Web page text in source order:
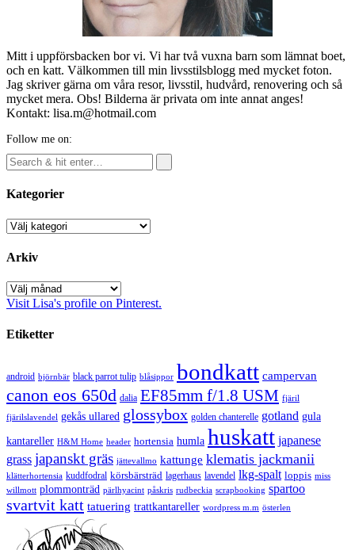
Mitt i uppförsbacken bor vi. Vi har två vuxna barn som lämnat boet,
och en katt. Välkommen till min livsstilsblogg med mycket foton.
Jag skriver gärna om våra resor, livsstil, hudvård, renovering och så
mycket mera. Obs! Bilderna är privata om inte annat anges!
Kontakt: lisa.m@hotmail.com
Follow me on:
Kategorier
Kategorier
Arkiv
Arkiv
Visit Lisa's profile on Pinterest.
Etiketter
android björnbär black parrot tulip blåsippor bondkatt campervan
canon eos 650d dalia EF85mm f/1.8 USM fjäril
fjärilslavendel gekås ullared glossybox golden chanterelle gotland gula
kantareller H&M Home header hortensia humla huskatt japanese
grass japanskt gräs jättevallmo kattunge klematis jackmanii
klätterhortensia kuddfodral körsbärsträd lagerhaus lavendel lkg-spalt loppis miss
willmott plommonträd pärlhyacint påskris rudbeckia scrapbooking spartoo
svartvit katt tatuering trattkantareller wordpress m.m österlen